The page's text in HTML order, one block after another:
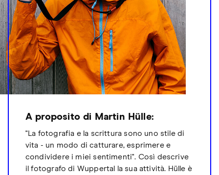
A proposito di Martin Hülle:
"La fotografia e la scrittura sono uno stile di
vita - un modo di catturare, esprimere e
condividere i miei sentimenti". Così descrive
il fotografo di Wuppertal la sua attività. Hülle è